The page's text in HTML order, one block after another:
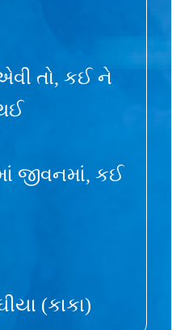
તો, કઈ ને
જીવનમાં, કઈ
(કાકા)